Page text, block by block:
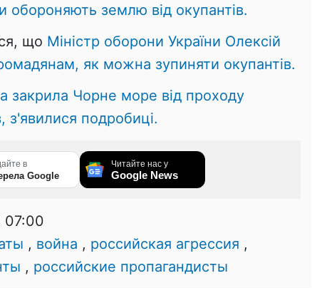
обороняють землю від окупантів.
що Міністр оборони України Олексій
як можна зупиняти окупантів.
закрила Чорне море від проходу
з'явилися подробиці.
в
Google
Читайте нас у
Google News
07:00
, война , российская агрессия ,
, российские пропагандисты